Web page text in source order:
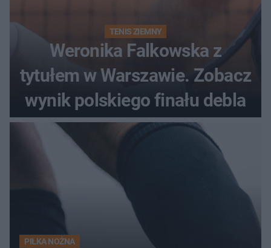
TENIS ZIEMNY
Weronika Falkowska z
tytułem w Warszawie. Zobacz
wynik polskiego finału debla
PIŁKA NOŻNA